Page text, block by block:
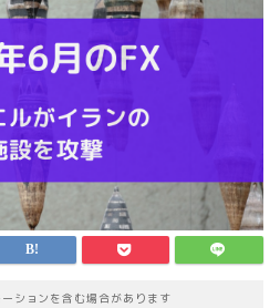
ションを含む場合があります